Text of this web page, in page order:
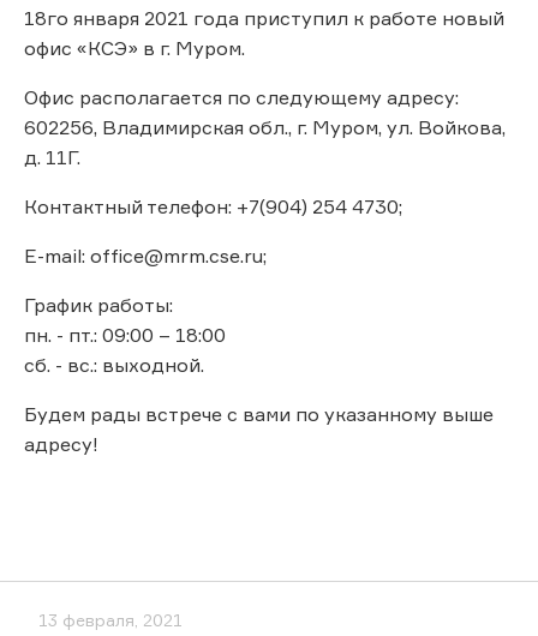
18го января 2021 года приступил к работе новый
офис «КСЭ» в г. Муром.
Офис располагается по следующему адресу:
602256, Владимирская обл., г. Муром, ул. Войкова,
д. 11Г.
Контактный телефон: +7(904) 254 4730;
E-mail: office@mrm.cse.ru;
График работы:
пн. - пт.: 09:00 – 18:00
сб. - вс.: выходной.
Будем рады встрече с вами по указанному выше
адресу!
13 февраля, 2021